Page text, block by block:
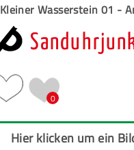
Kleiner Wasserstein 01 -
0
Hier klicken um ein